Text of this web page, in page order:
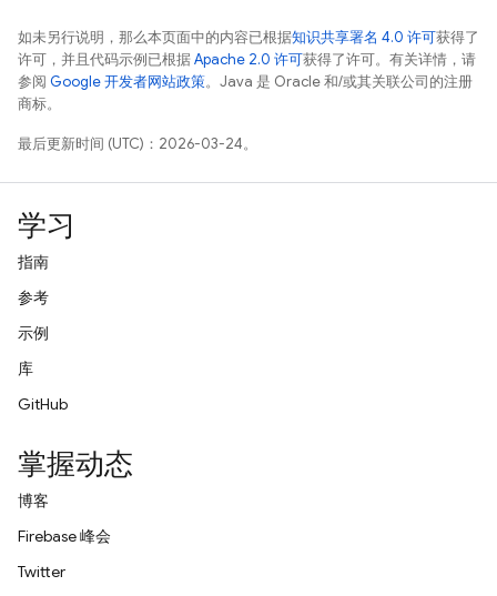
如未另行说明，那么本页面中的内容已根据知识共享署名 4.0 许可获得了
许可，并且代码示例已根据Apache 2.0 许可获得了许可。有关详情，请
参阅 Google 开发者网站政策。Java 是 Oracle 和/或其关联公司的注册
商标。
最后更新时间 (UTC)：2026-03-24。
学习
指南
参考
示例
库
GitHub
掌握动态
博客
Firebase 峰会
Twitter